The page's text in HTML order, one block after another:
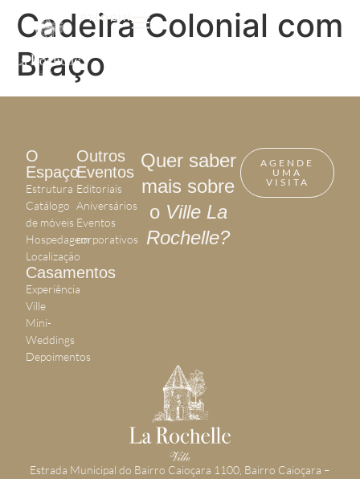
PT LOGIN
Cadeira Colonial com
Braço
O
Espaço
Estrutura
Catálogo
de móveis
Hospedagem
Localização
Casamentos
Experiência
Ville
Mini-
Weddings
Depoimentos
Outros
Eventos
Editoriais
Aniversários
Eventos
corporativos
Quer saber
mais sobre
o Ville La
Rochelle?
AGENDE
UMA
VISITA
​Estrada Municipal do Bairro Caioçara 1100, Bairro Caioçara –